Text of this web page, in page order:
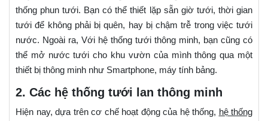
thống phun tưới. Bạn có thể thiết lặp sẵn giờ tưới, thời gian
tưới để không phải bị quên, hay bị chậm trễ trong việc tưới
nước. Ngoài ra, Với hệ thống tưới thông minh, bạn cũng có
thể mở nước tưới cho khu vườn của mình thông qua một
thiết bị thông minh như Smartphone, máy tính bảng.
2. Các hệ thống tưới lan thông minh
Hiện nay, dựa trên cơ chế hoạt động của hệ thống, hệ thống